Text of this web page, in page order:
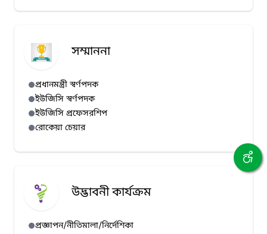
সম্মাননা
প্রধানমন্ত্রী স্বর্ণপদক
ইউজিসি স্বর্ণপদক
ইউজিসি প্রফেসরশিপ
রোকেয়া চেয়ার
উদ্ভাবনী কার্যক্রম
প্রজ্ঞাপন/নীতিমালা/নির্দেশিকা